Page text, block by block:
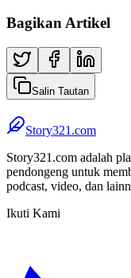
Bagikan Artikel
Salin Tautan
Story321.com
Story321.com adalah
pendongeng untuk
podcast, video, dan
Ikuti Kami